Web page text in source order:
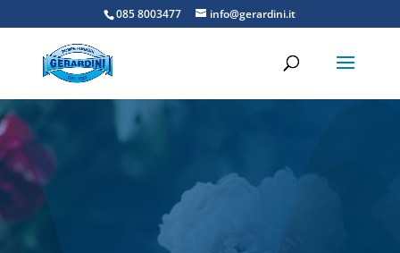
085 8003477 info@gerardini.it